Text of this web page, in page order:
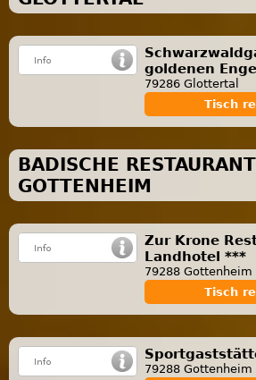
goldenen
79286 Glottertal
Tisch
BADISCHE
GOTTENHEIM
Zur Krone
Landhotel ***
79288 Gottenheim
Tisch
79288 Gottenheim